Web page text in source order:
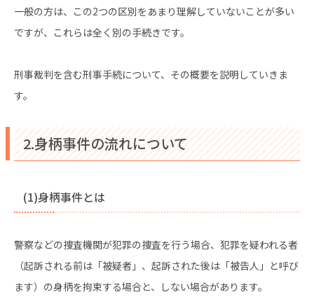
一般の方は、この2つの区別をあまり理解していないことが多い
ですが、これらは全く別の手続きです。
刑事裁判を含む刑事手続について、その概要を説明していきま
す。
2.身柄事件の流れについて
(1)身柄事件とは
警察などの捜査機関が犯罪の捜査を行う場合、犯罪を疑われる者
（起訴される前は「被疑者」、起訴された後は「被告人」と呼び
ます）の身柄を拘束する場合と、しない場合があります。